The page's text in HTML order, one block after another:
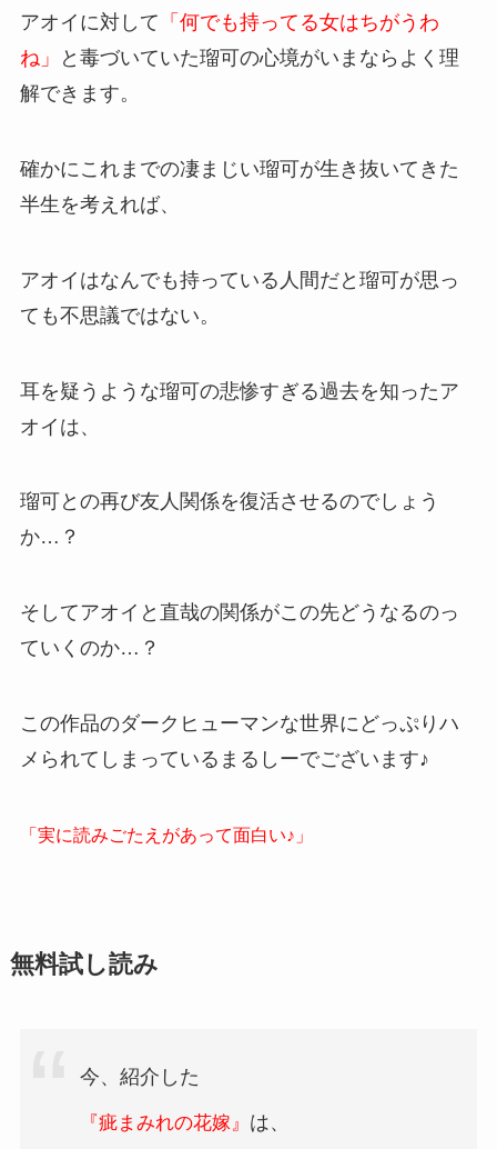
アオイに対して 「何でも持ってる女はちがうわ
ね」
と毒づいていた瑠可の心境がいまならよく理
解できます。
確かにこれまでの凄まじい瑠可が生き抜いてきた
半生を考えれば、
アオイはなんでも持っている人間だと瑠可が思っ
ても不思議ではない。
耳を疑うような瑠可の悲惨すぎる過去を知ったア
オイは、
瑠可との再び友人関係を復活させるのでしょう
か…？
そしてアオイと直哉の関係がこの先どうなるのっ
ていくのか…？
この作品のダークヒューマンな世界にどっぷりハ
メられてしまっているまるしーでございます♪
「実に読みごたえがあって面白い♪」
無料試し読み
今、紹介した
『疵まみれの花嫁』 は、